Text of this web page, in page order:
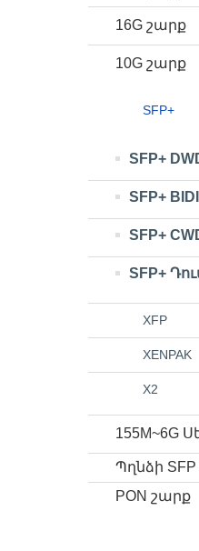
16G շարք
10G շարք
SFP+
SFP+
SFP+ BIDI
SFP+
SFP+
XFP
XENPAK
X2
155M~6G
Պղնձի SFP
PON շարք